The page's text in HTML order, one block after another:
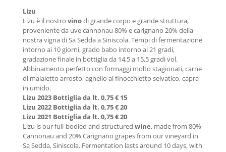
Lizu
Lizu è il nostro vinodi grande corpo e grande struttura,
proveniente da uve cannonau 80% e carignano 20% della
nostra vigna di Sa Sedda a Siniscola. Tempi di fermentazione
intorno ai 10 giorni, grado babo intorno ai 21 gradi,
gradazione finale in bottiglia da 14,5 a 15,5 gradi vol.
Abbinamento perfetto con formaggi molto stagionati, carne
di maialetto arrosto, agnello al finocchietto selvatico, capra
in umido.
Lizu 2023 Bottiglia da lt. 0,75 € 15
Lizu 2022 Bottiglia da lt. 0,75 € 20
Lizu 2021 Bottiglia da lt. 0,75 € 20
Lizu is our full-bodied and structured wine, made from 80%
Cannonau and 20% Carignano grapes from our vineyard in
Sa Sedda, Siniscola. Fermentation lasts around 10 days, with